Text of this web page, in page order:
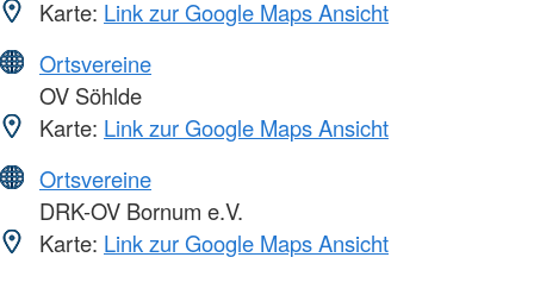
Karte: Link zur Google Maps Ansicht
Ortsvereine
OV Söhlde
Karte: Link zur Google Maps Ansicht
Ortsvereine
DRK-OV Bornum e.V.
Karte: Link zur Google Maps Ansicht